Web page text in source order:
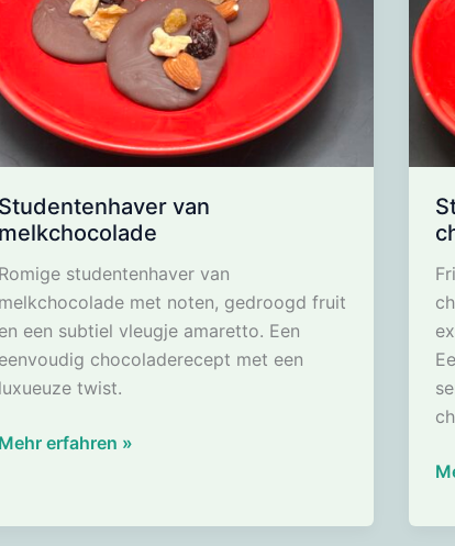
Studentenhaver van
melkchocolade
Romige studentenhaver van
melkchocolade met noten, gedroogd fruit
en een subtiel vleugje amaretto. Een
eenvoudig chocoladerecept met een
luxueuze twist.
Studentenhaver
Mehr erfahren »